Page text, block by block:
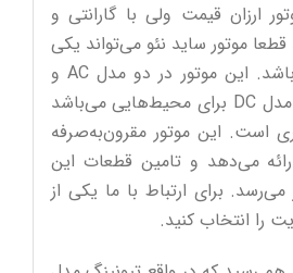
ارزان قیمت ولی با گارانتی و
موتور ساید نئو می‌تواند یکی
از انتخاب‌های شما باشد. این موتور در دو مدل AC و
DC ارائه می‌شود که مدل DC برای محیط‌هایی می‌باشد
است. این موتور مقرون‌به‌صرفه
می‌دهد و تامین قطعات این
برای ارتباط با ما یکی از
را انتخاب کنید.